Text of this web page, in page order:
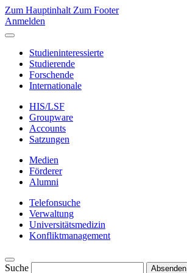
Zum Hauptinhalt Zum Footer
Anmelden
Studieninteressierte
Studierende
Forschende
Internationale
HIS/LSF
Groupware
Accounts
Satzungen
Medien
Förderer
Alumni
Telefonsuche
Verwaltung
Universitätsmedizin
Konfliktmanagement
Suche Absenden